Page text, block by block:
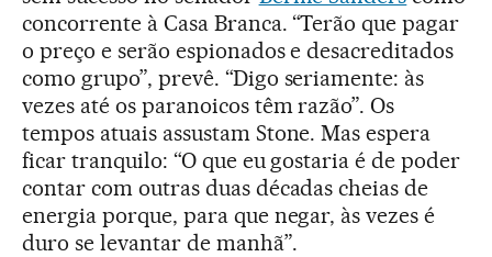
concorrente à Casa Branca. “Terão que pagar
o preço e serão espionados e desacreditados
como grupo”, prevê. “Digo seriamente: às
vezes até os paranoicos têm razão”. Os
tempos atuais assustam Stone. Mas espera
ficar tranquilo: “O que eu gostaria é de poder
contar com outras duas décadas cheias de
energia porque, para que negar, às vezes é
duro se levantar de manhã”.